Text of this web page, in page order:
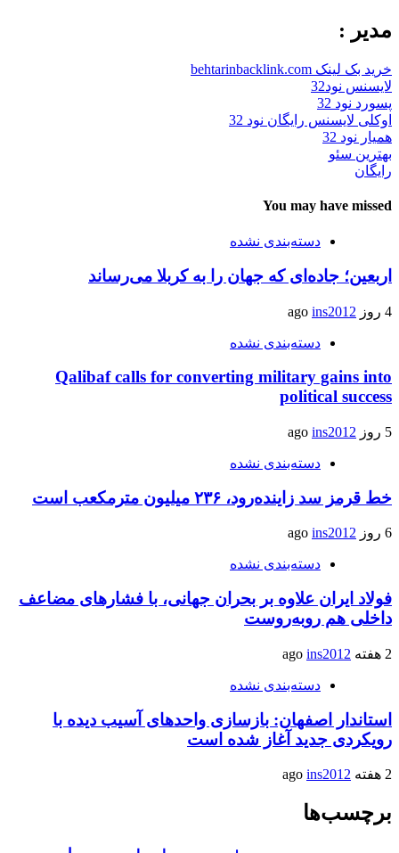
مدیر :
خرید بک لینک behtarinbacklink.com
لایسنس نود32
پسورد نود 32
اوکلی لایسنس رایگان نود 32
همیار نود 32
بهترین سئو
رایگان
You may have missed
دسته‌بندی نشده
اربعین؛ جاده‌ای که جهان را به کربلا می‌رساند
4 روز ago ins2012
دسته‌بندی نشده
Qalibaf calls for converting military gains into
political success
5 روز ago ins2012
دسته‌بندی نشده
خط قرمز سد زاینده‌رود، ۲۳۶ میلیون مترمکعب است
6 روز ago ins2012
دسته‌بندی نشده
فولاد ایران علاوه بر بحران جهانی، با فشارهای مضاعف
داخلی هم روبه‌روست
2 هفته ago ins2012
دسته‌بندی نشده
استاندار اصفهان: بازسازی واحدهای آسیب دیده با
رویکردی جدید آغاز شده است
2 هفته ago ins2012
برچسب‌ها